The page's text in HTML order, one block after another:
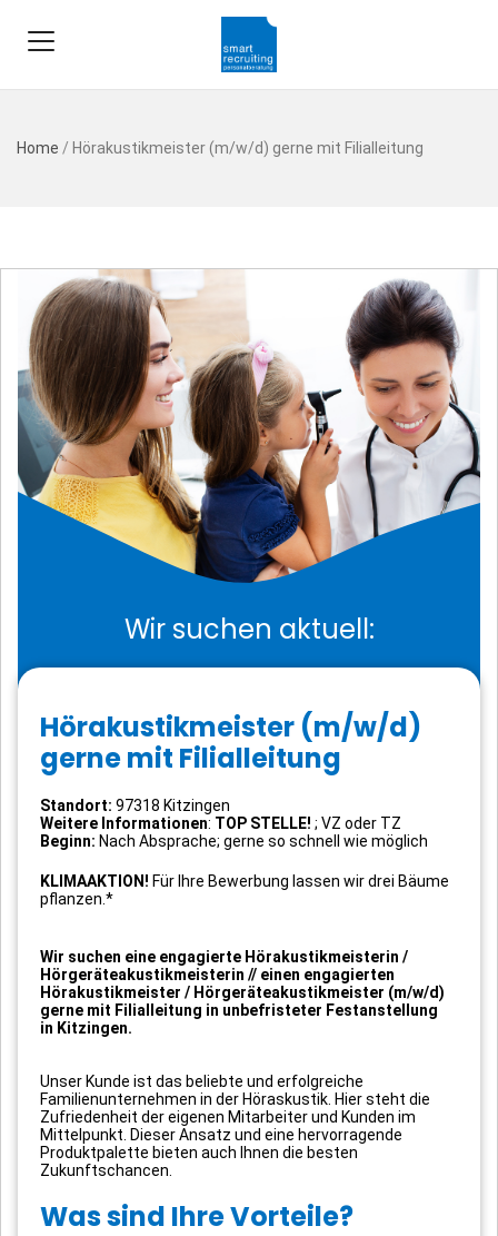
Home / Hörakustikmeister (m/w/d) gerne mit Filialleitung
Wir suchen aktuell:
Hörakustikmeister (m/w/d)
gerne mit Filialleitung
Standort: 97318 Kitzingen
Weitere Informationen: TOP STELLE! ; VZ oder TZ
Beginn: Nach Absprache; gerne so schnell wie möglich
KLIMAAKTION! Für Ihre Bewerbung lassen wir drei Bäume
pflanzen.*
Wir suchen eine engagierte Hörakustikmeisterin /
Hörgeräteakustikmeisterin // einen engagierten
Hörakustikmeister / Hörgeräteakustikmeister (m/w/d)
gerne mit Filialleitung in unbefristeter Festanstellung
in Kitzingen.
Unser Kunde ist das beliebte und erfolgreiche
Familienunternehmen in der Höraskustik. Hier steht die
Zufriedenheit der eigenen Mitarbeiter und Kunden im
Mittelpunkt. Dieser Ansatz und eine hervorragende
Produktpalette bieten auch Ihnen die besten
Zukunftschancen.
Was sind Ihre Vorteile?